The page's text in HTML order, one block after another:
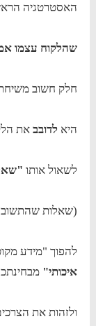
האסטרטגיה
שהלקוח עצמו
חלק חשוב
היא לדובב את
לשאול אותו
(שאלות
להפוך "מידע
איכותי"
ולזהות את